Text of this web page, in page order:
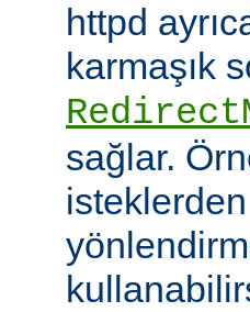
httpd
karmaşık
sağlar.